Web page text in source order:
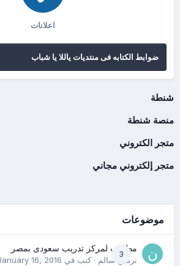
اعلانات
ضوابط الكتابه فى منتديات ياللا يا شباب
شنطة
منصة شنطة
متجر الكتروني
متجر إلكتروني مجاني
موضوعات
3
مطلوب لمركز تدريب سعودى بمصر
نرمين سالم· كتب في January 16, 2016